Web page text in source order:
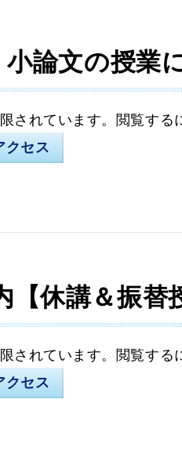
論文の授業
されています。閲覧する
休講＆振替
されています。閲覧する